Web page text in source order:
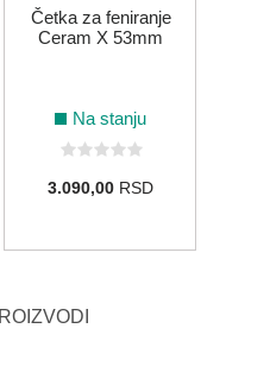
Četka za feniranje
Ceram X 53mm
Na stanju
3.090,00RSD